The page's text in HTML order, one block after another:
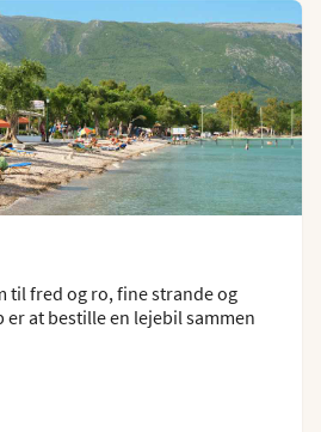
til fred og ro, fine strande og
er at bestille en lejebil sammen